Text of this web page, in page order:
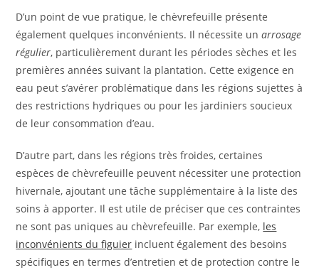
D’un point de vue pratique, le chèvrefeuille présente
également quelques inconvénients. Il nécessite unarrosage
régulier, particulièrement durant les périodes sèches et les
premières années suivant la plantation. Cette exigence en
eau peut s’avérer problématique dans les régions sujettes à
des restrictions hydriques ou pour les jardiniers soucieux
de leur consommation d’eau.
D’autre part, dans les régions très froides, certaines
espèces de chèvrefeuille peuvent nécessiter une protection
hivernale, ajoutant une tâche supplémentaire à la liste des
soins à apporter. Il est utile de préciser que ces contraintes
ne sont pas uniques au chèvrefeuille. Par exemple, les
inconvénients du figuier incluent également des besoins
spécifiques en termes d’entretien et de protection contre le